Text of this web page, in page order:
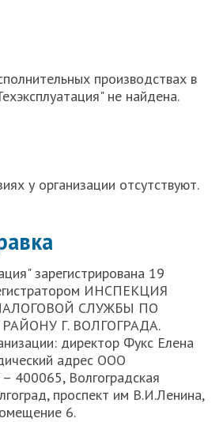
производствах в
не найдена.
у организации отсутствуют.
зарегистрирована 19
ИНСПЕКЦИЯ
СЛУЖБЫ ПО
Г. ВОЛГОГРАДА.
директор Фукс Елена
адрес ООО
– 400065, Волгоградская
проспект им В.И.Ленина,
6.